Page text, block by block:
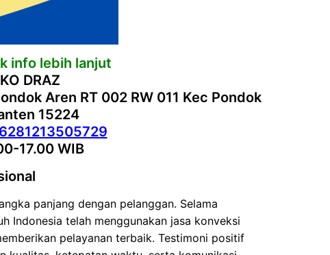
info lebih lanjut
DRAZ
Aren RT 002 RW 011 Kec Pondok
15224
17.00 WIB
panjang dengan pelanggan. Selama
Indonesia telah menggunakan jasa konveksi
pelayanan terbaik. Testimoni positif